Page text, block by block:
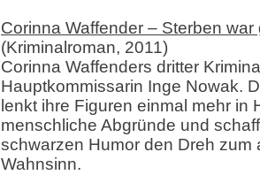
Corinna Waffender – Sterben war
(Kriminalroman, 2011)
Corinna Waffenders dritter
Hauptkommissarin Inge Nowak.
lenkt ihre Figuren einmal mehr in
menschliche Abgründe und
schwarzen Humor den Dreh zum
Wahnsinn.